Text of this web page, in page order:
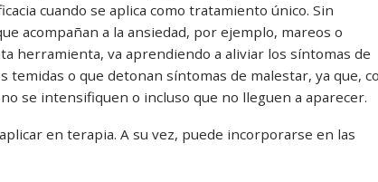
cuando se aplica como tratamiento único. Sin
acompañan a la ansiedad, por ejemplo, mareos o
herramienta, va aprendiendo a aliviar los síntomas de
temidas o que detonan síntomas de malestar, ya que,
se intensifiquen o incluso que no lleguen a aparecer.
en terapia. A su vez, puede incorporarse en las